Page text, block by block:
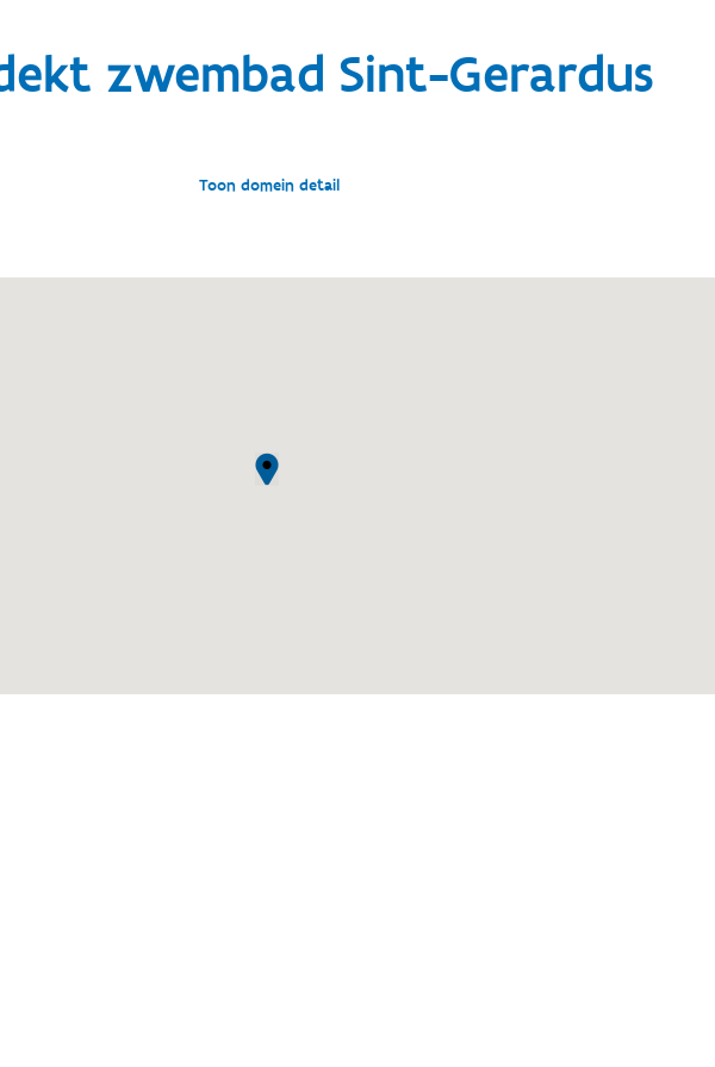
zwembad Sint-Gerardus
Toon domein detail